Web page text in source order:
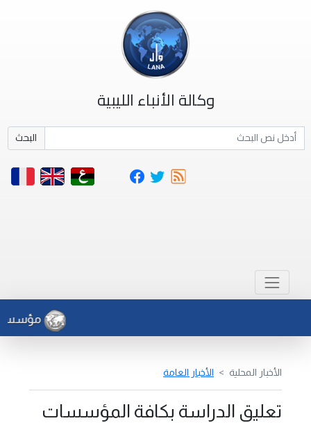
وكالة الأنباء الليبية
البحث
مؤسسة
الأخبار المحلية الأخبار العامة
تعليق الدراسة بكافة المؤسسات